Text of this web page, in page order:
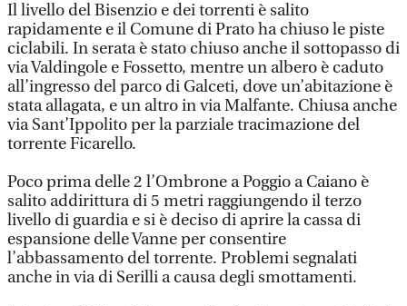
Il livello del Bisenzio e dei torrenti è salito
rapidamente e il Comune di Prato ha chiuso le piste
ciclabili. In serata è stato chiuso anche il sottopasso di
via Valdingole e Fossetto, mentre un albero è caduto
all’ingresso del parco di Galceti, dove un’abitazione è
stata allagata, e un altro in via Malfante. Chiusa anche
via Sant’Ippolito per la parziale tracimazione del
torrente Ficarello.
Poco prima delle 2 l’Ombrone a Poggio a Caiano è
salito addirittura di 5 metri raggiungendo il terzo
livello di guardia e si è deciso di aprire la cassa di
espansione delle Vanne per consentire
l’abbassamento del torrente. Problemi segnalati
anche in via di Serilli a causa degli smottamenti.